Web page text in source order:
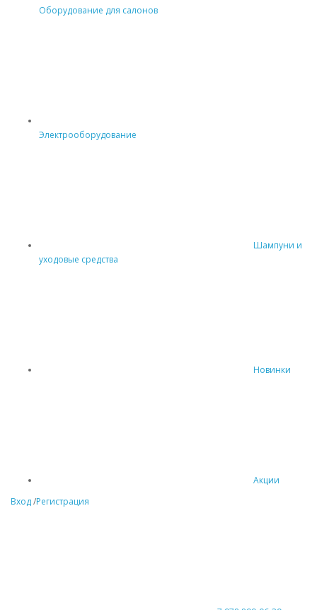
Оборудование для салонов
Электрооборудование
Шампуни и
уходовые средства
Новинки
Акции
Вход/Регистрация